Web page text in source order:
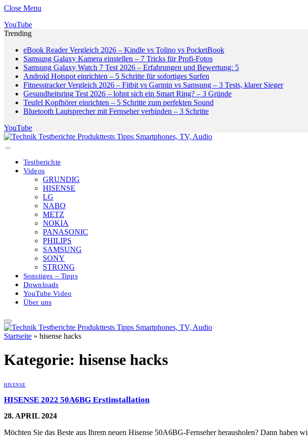
Close Menu
YouTube
Trending
eBook Reader Vergleich 2026 – Kindle vs Tolino vs PocketBook
Samsung Galaxy Kamera einstellen – 7 Tricks für Profi-Fotos
Samsung Galaxy Watch 7 Test 2026 – Erfahrungen und Bewertung: 5
Android Hotspot einrichten – 5 Schritte für sofortiges Surfen
Fitnesstracker Vergleich 2026 – Fitbit vs Garmin vs Samsung – 3 Tests, klarer Sieger
Gesundheitsring Test 2026 – lohnt sich ein Smart Ring? – 3 Gründe
Teufel Kopfhörer einrichten – 5 Schritte zum perfekten Sound
Bluetooth Lautsprecher mit Fernseher verbinden – 3 Schritte
YouTube
Testberichte
Videos
GRUNDIG
HISENSE
LG
NABO
METZ
NOKIA
PANASONIC
PHILIPS
SAMSUNG
SONY
STRONG
Sonstiges – Tipps
Downloads
YouTube Video
Über uns
Startseite » hisense hacks
Kategorie: hisense hacks
HISENSE
HISENSE 2022 50A6BG Erstinstallation
28. APRIL 2024
Möchten Sie das Beste aus Ihrem neuen Hisense 50A6BG-Fernseher herausholen? Dann haben